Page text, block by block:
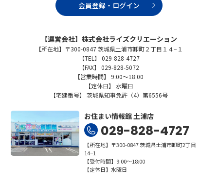
会員登録・ログイン
【運営会社】株式会社ライズクリエーション
【所在地】〒300-0847 茨城県土浦市卸町２丁目１４−１
【TEL】 029-828-4727
【FAX】 029-828-5072
【営業時間】 9:00～18:00
【定休日】 水曜日
【宅建番号】 茨城県知事免許（4）第6556号
お住まい情報館 土浦店
029-828-4727
【所在地】〒300-0847 茨城県土浦市卸町2丁目
14−1
【受付時間】9:00～18:00
【定休日】水曜日